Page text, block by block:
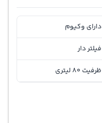
دارای وکیوم
فیلتر دار
ظرفیت 80 لیتری